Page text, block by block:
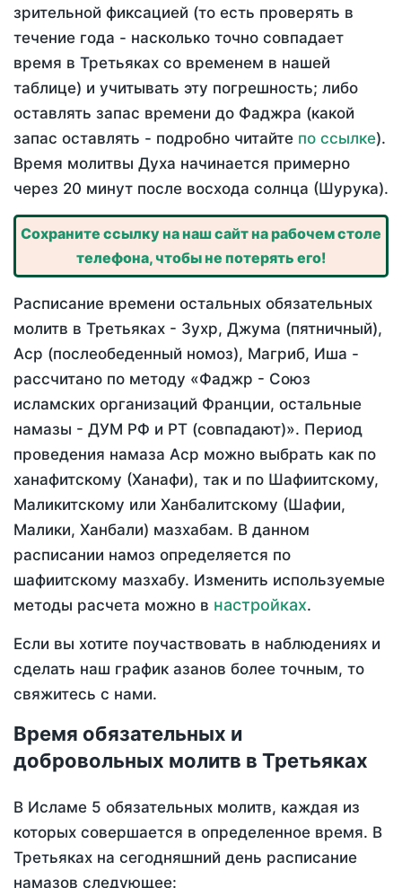
зрительной фиксацией (то есть проверять в
течение года - насколько точно совпадает
время в Третьяках со временем в нашей
таблице) и учитывать эту погрешность; либо
оставлять запас времени до Фаджра (какой
запас оставлять - подробно читайте по ссылке).
Время молитвы Духа начинается примерно
через 20 минут после восхода солнца (Шурука).
Сохраните ссылку на наш сайт на рабочем столе
телефона, чтобы не потерять его!
Расписание времени остальных обязательных
молитв в Третьяках - Зухр, Джума (пятничный),
Аср (послеобеденный номоз), Магриб, Иша -
рассчитано по методу «Фаджр - Союз
исламских организаций Франции, остальные
намазы - ДУМ РФ и РТ (совпадают)». Период
проведения намаза Аср можно выбрать как по
ханафитскому (Ханафи), так и по Шафиитскому,
Маликитскому или Ханбалитскому (Шафии,
Малики, Ханбали) мазхабам. В данном
расписании намоз определяется по
шафиитскому мазхабу. Изменить используемые
методы расчета можно в настройках.
Если вы хотите поучаствовать в наблюдениях и
сделать наш график азанов более точным, то
свяжитесь с нами.
Время обязательных и
добровольных молитв в Третьяках
В Исламе 5 обязательных молитв, каждая из
которых совершается в определенное время. В
Третьяках на сегодняшний день расписание
намазов следующее: